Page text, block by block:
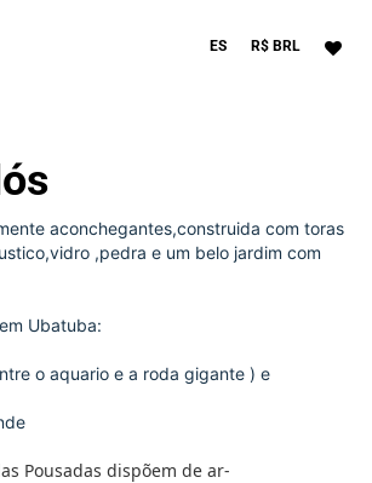
ES R$ BRL
aconchegantes,construida com toras
,pedra e um belo jardim com
Ubatuba:
o aquario e a roda gigante ) e
Pousadas dispõem de ar-